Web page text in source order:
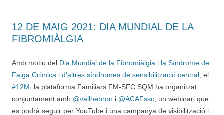
12 DE MAIG 2021: DIA MUNDIAL DE LA
FIBROMIÀLGIA
Amb motiu del Dia Mundial de la Fibromiàlgia i la Síndrome de
Faiga Crònica i d’altres síndromes de sensibilització central , el
#12M , la plataforma Familiars FM-SFC SQM ha organitzat,
conjuntament amb @vallhebron i @ACAFssc , un webinari que
es podrà seguir per YouTube i una campanya de visibilització i